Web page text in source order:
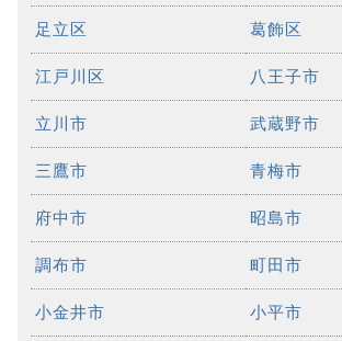
足立区 葛飾区
江戸川区 八王子市
立川市 武蔵野市
三鷹市 青梅市
府中市 昭島市
調布市 町田市
小金井市 小平市